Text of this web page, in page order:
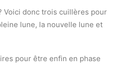
Voici donc trois cuillères pour
lune, la nouvelle lune et
pour être enfin en phase